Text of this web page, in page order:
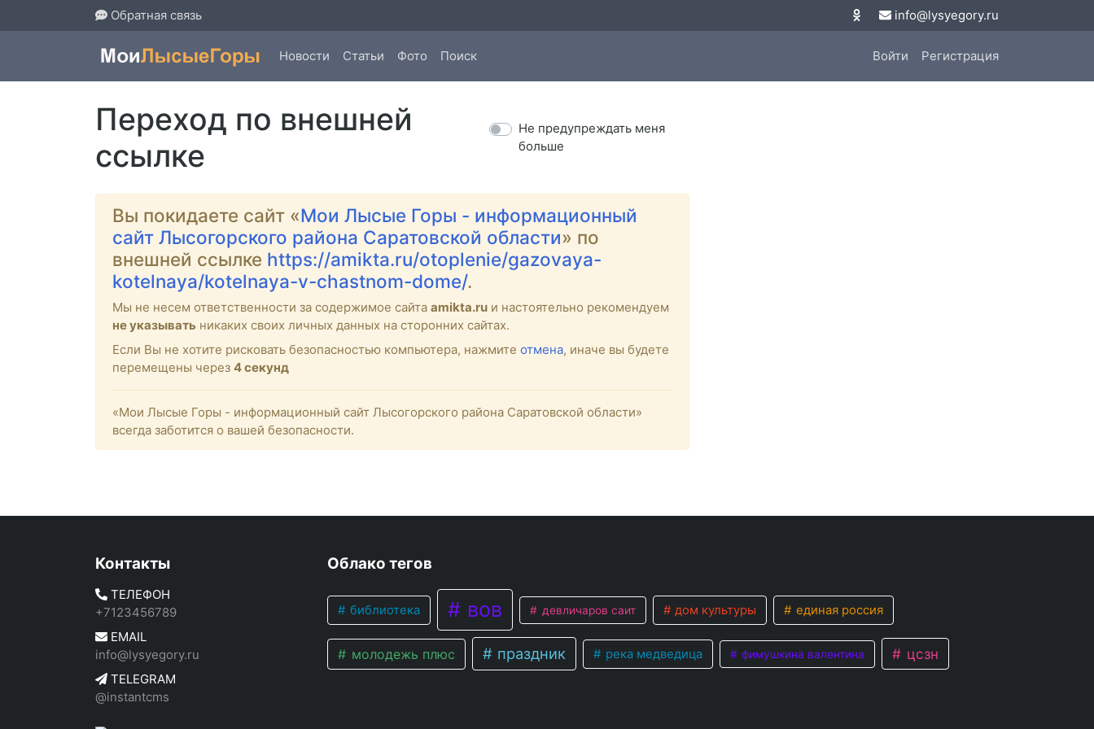
Обратная связь info@lysyegory.ru
Новости Статьи Фото Поиск Войти Регистрация
Переход по внешней
ссылке
Не предупреждать меня
больше
Вы покидаете сайт «Мои Лысые Горы - информационный
сайт Лысогорского района Саратовской области» по
внешней ссылке https://amikta.ru/otoplenie/gazovaya-
kotelnaya/kotelnaya-v-chastnom-dome/.
Мы не несем ответственности за содержимое сайта amikta.ru и настоятельно рекомендуем
не указывать никаких своих личных данных на сторонних сайтах.
Если Вы не хотите рисковать безопасностью компьютера, нажмите отмена, иначе вы будете
перемещены через 4секунд
«Мои Лысые Горы - информационный сайт Лысогорского района Саратовской области»
всегда заботится о вашей безопасности.
Контакты
ТЕЛЕФОН
+7123456789
EMAIL
info@lysyegory.ru
TELEGRAM
@instantcms
Облако тегов
библиотека вов девличаров саит дом культуры единая россия
молодежь плюс праздник река медведица фимушкина валентина цсзн